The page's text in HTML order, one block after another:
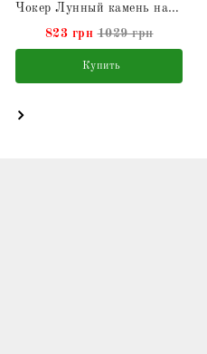
Чокер Лунный камень натуральный
823 грн 1029 грн
Купить